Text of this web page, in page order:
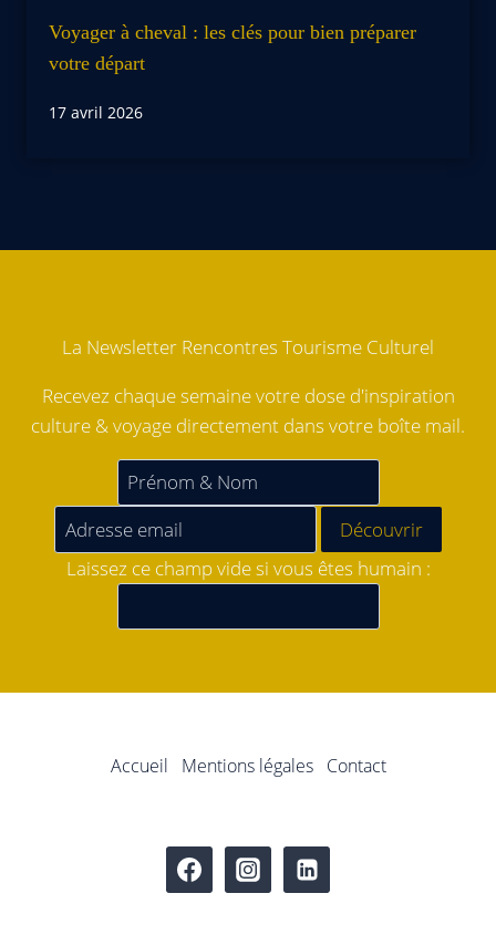
Voyager à cheval : les clés pour bien préparer
votre départ
17 avril 2026
La Newsletter Rencontres Tourisme Culturel
Recevez chaque semaine votre dose d'inspiration
culture & voyage directement dans votre boîte mail.
Laissez ce champ vide si vous êtes humain :
Accueil Mentions légales Contact